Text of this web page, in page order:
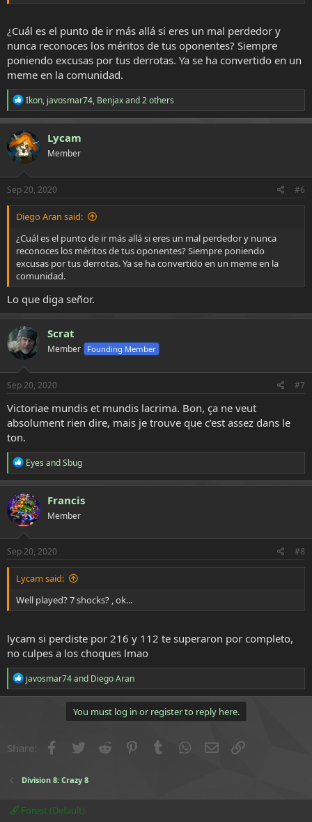
¿Cuál es el punto de ir más allá si eres un mal perdedor y
nunca reconoces los méritos de tus oponentes? Siempre
poniendo excusas por tus derrotas. Ya se ha convertido en un
meme en la comunidad.
R
e
a
c
t
i
o
n
s
Ikon, javosmar74, Benjaxand 2 others
Lycam
Member
Sep 20, 2020 #6
Diego Aran said:
¿Cuál es el punto de ir más allá si eres un mal perdedor y nunca
reconoces los méritos de tus oponentes? Siempre poniendo
excusas por tus derrotas. Ya se ha convertido en un meme en la
comunidad.
Lo que diga señor.
Scrat
Member Founding Member
Sep 20, 2020 #7
Victoriae mundis et mundis lacrima. Bon, ça ne veut
absolument rien dire, mais je trouve que c’est assez dans le
ton.
R
e
a
c
t
i
o
n
s
Eyes andSbug
Francis
Member
Sep 20, 2020 #8
Lycam said:
Well played? 7 shocks? , ok...
lycam si perdiste por 216 y 112 te superaron por completo,
no culpes a los choques lmao
R
e
a
o
n
:
javosmar74and Diego Aran
You must log in or register to reply here.
Share: Facebook
Twitter Reddit PinterestTumblr WhatsApp
Email
Division 8: Crazy 8
Forest (Default)